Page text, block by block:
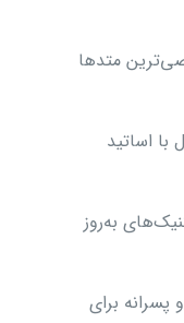
متدها
اساتید
به‌روز
پسرانه برای